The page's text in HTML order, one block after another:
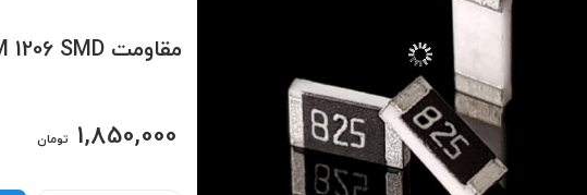
مقاومت 8.2M 1206 SMD
1,850,000 تومان